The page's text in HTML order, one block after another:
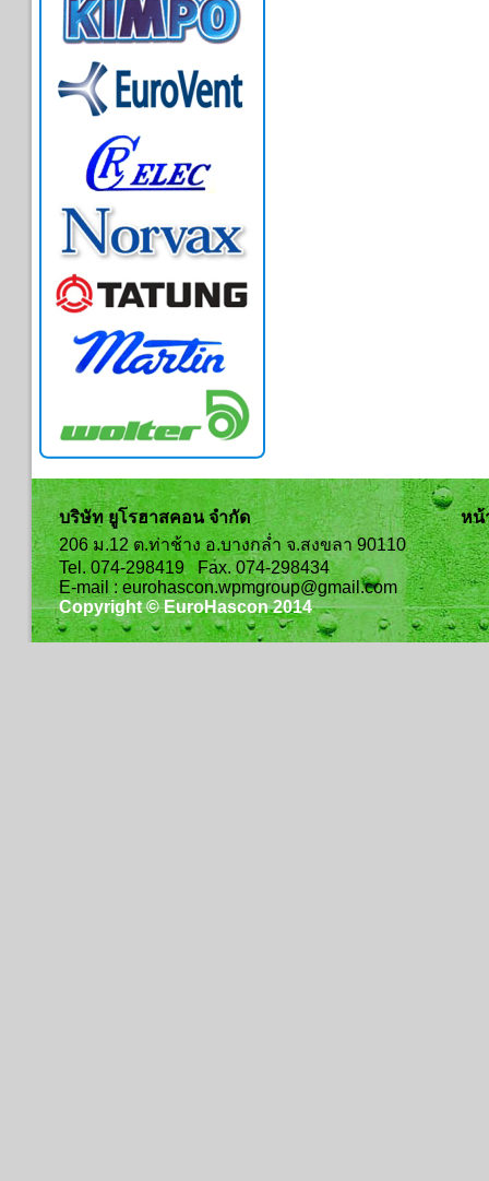
บริษัท ยูโรฮาสคอน จำกัด
206 ม.12 ต.ท่าช้าง อ.บางกล่ำ จ.สงขลา 90110
Tel. 074-298419 Fax. 074-298434
E-mail : eurohascon.wpmgroup@gmail.com
Copyright © EuroHascon 2014
หน้